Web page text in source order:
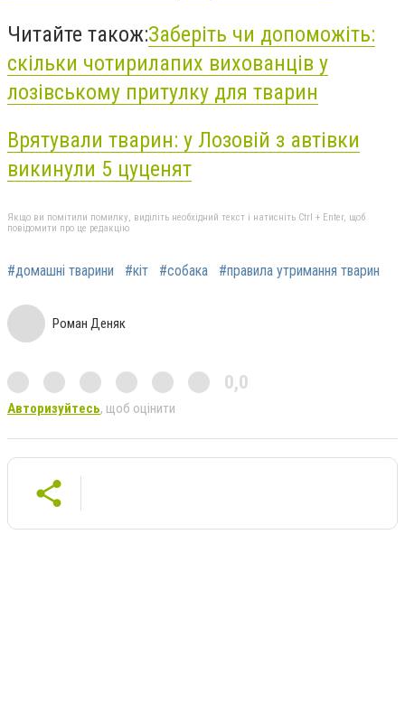
Читайте також:Заберіть чи допоможіть:
скільки чотирилапих вихованців у
лозівському притулку для тварин
Врятували тварин: у Лозовій з автівки
викинули 5 цуценят
Якщо ви помітили помилку, виділіть необхідний текст і натисніть Ctrl + Enter, щоб
повідомити про це редакцію
#домашні тварини #кіт #собака #правила утримання тварин
Роман Деняк
0,0
Авторизуйтесь, щоб оцінити